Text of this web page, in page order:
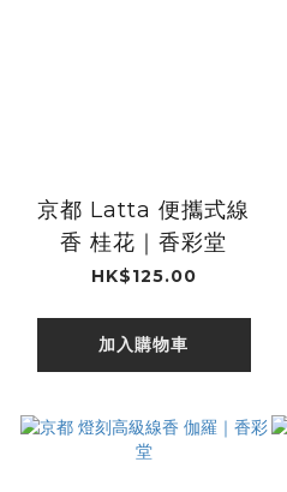
京都 Latta 便攜式線
香 桂花｜香彩堂
HK$125.00
加入購物車